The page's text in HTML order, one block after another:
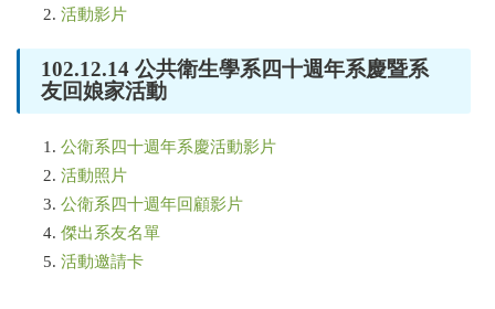
活動影片
102.12.14 公共衛生學系四十週年系慶暨系
友回娘家活動
公衛系四十週年系慶活動影片
活動照片
公衛系四十週年回顧影片
傑出系友名單
活動邀請卡